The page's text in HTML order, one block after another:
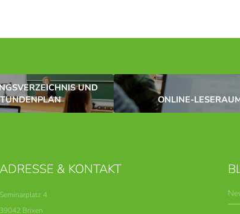
UND
ONLINE-
ADRESSE & KONTAKT
Seminarplatz 4
39042 Brixen